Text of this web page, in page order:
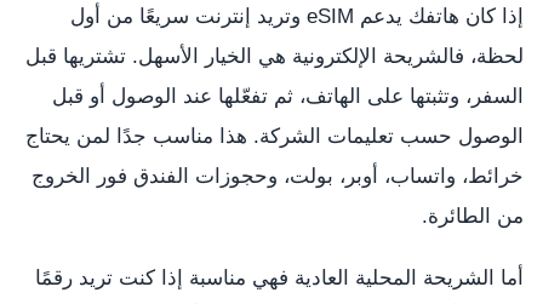
إذا كان هاتفك يدعم eSIM وتريد إنترنت سريعًا من أول
لحظة، فالشريحة الإلكترونية هي الخيار الأسهل. تشتريها قبل
السفر، وتثبتها على الهاتف، ثم تفعّلها عند الوصول أو قبل
الوصول حسب تعليمات الشركة. هذا مناسب جدًا لمن يحتاج
خرائط، واتساب، أوبر، بولت، وحجوزات الفندق فور الخروج
من الطائرة.
أما الشريحة المحلية العادية فهي مناسبة إذا كنت تريد رقمًا